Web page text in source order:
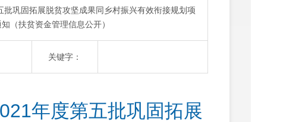
巩固拓展脱贫攻坚成果同乡村振兴有效衔接规划项
（扶贫资金管理信息公开）
关键字：
年度第五批巩固拓展